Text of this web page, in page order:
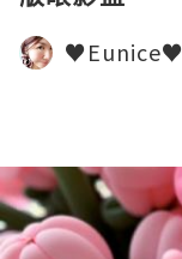
♥Eunice♥